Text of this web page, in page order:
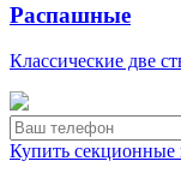
Распашные
Классические две
Купить секционные